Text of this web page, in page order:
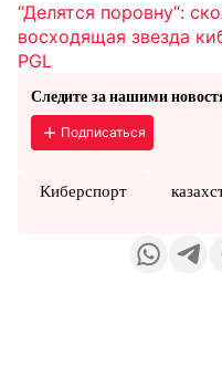
“Делятся поровну“:
восходящая звезда
PGL
Следите за нашими
Подписаться
Киберспорт